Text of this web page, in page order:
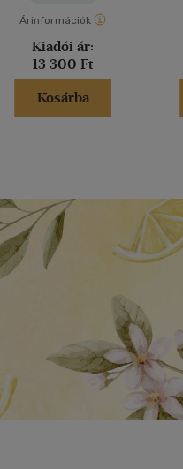
Árinformációk
Kiadói ár:
13 300 Ft
Kosárba